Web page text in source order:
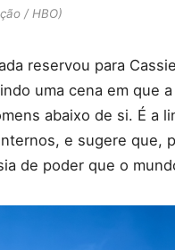
/ HBO)
reservou para
uma cena em que
abaixo de si. É a
e sugere que,
de poder que o